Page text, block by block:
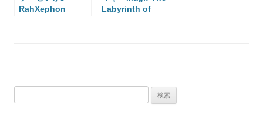
RahXephon
Labyrinth of